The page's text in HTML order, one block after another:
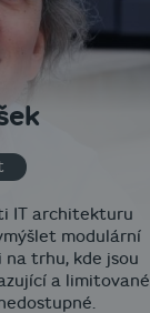
IT architekturu
modulární
trhu, kde jsou
a limitované